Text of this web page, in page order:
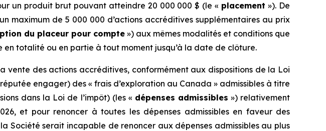
un produit brut pouvant atteindre 20 000 000 $ (le « placement »). De
maximum de 5 000 000 d’actions accréditives supplémentaires au prix
du placeur pour compte») aux mêmes modalités et conditions que
totalité ou en partie à tout moment jusqu’à la date de clôture.
des actions accréditives, conformément aux dispositions de la Loi
engager) des « frais d’exploration au Canada » admissibles à titre
dans la Loi de l’impôt) (les « dépenses admissibles ») relativement
et pour renoncer à toutes les dépenses admissibles en faveur des
Société serait incapable de renoncer aux dépenses admissibles au plus